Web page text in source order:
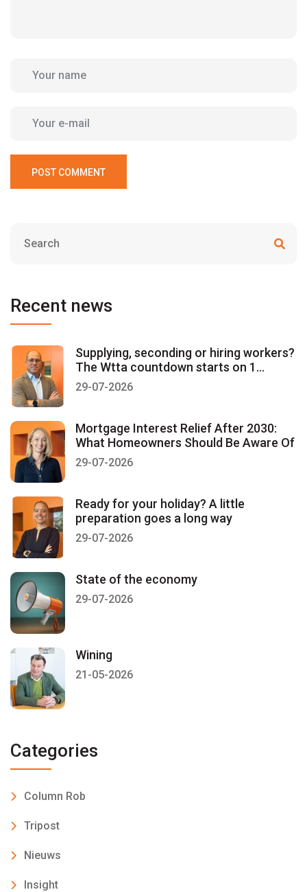
POST COMMENT
Recent news
Supplying, seconding or hiring workers?
The Wtta countdown starts on 1
January 2027
29-07-2026
Mortgage Interest Relief After 2030:
What Homeowners Should Be Aware Of
29-07-2026
Ready for your holiday? A little
preparation goes a long way
29-07-2026
State of the economy
29-07-2026
Wining
21-05-2026
Categories
Column Rob
Tripost
Nieuws
Insight